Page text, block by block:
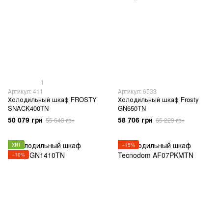
1
Артикул: 411
Холодильный шкаф FROSTY
SNACK400TN
50 079 грн 55 643 грн
Артикул: 6533
Холодильный шкаф Frosty
GN650TN
58 706 грн 65 229 грн
ХИТ
−10%
−15%